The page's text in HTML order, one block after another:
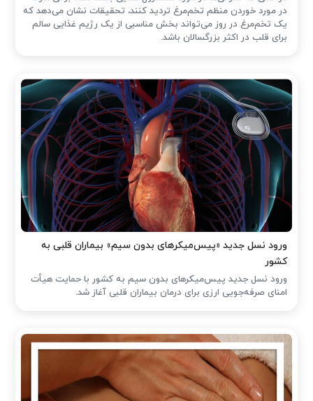
در مورد خوردن منظم تخم‌مرغ تردید کنند، تحقیقات نشان می‌دهد که
یک تخم‌مرغ در روز می‌تواند بخش مناسبی از یک رژیم غذایی سالم
برای قلب در اکثر بزرگسالان باشد.
ورود نسل جدید «پیس‌میکرهای بدون سیم» بیماران قلبی به
کشور
ورود نسل جدید پیس‌میکرهای بدون سیم به کشور با حمایت هیأت
امنای صرفه‌جویی ارزی برای درمان بیماران قلبی آغاز شد.